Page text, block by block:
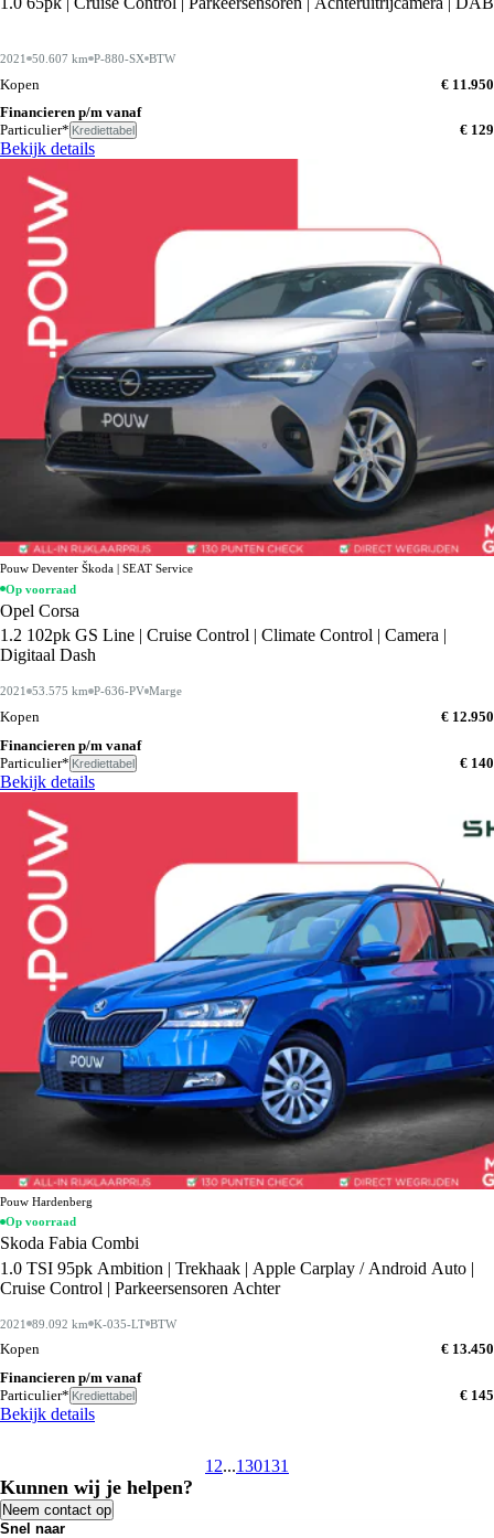
2021 50.607 km P-880-SX BTW
Kopen
€ 11.950
Financieren p/m vanaf
Particulier* Krediettabel € 129
Bekijk details
Pouw Deventer Škoda | SEAT Service
Op voorraad
Opel Corsa
1.2 102pk GS Line | Cruise Control | Climate Control | Camera |
Digitaal Dash
2021 53.575 km P-636-PV Marge
Kopen
€ 12.950
Financieren p/m vanaf
Particulier* Krediettabel € 140
Bekijk details
Pouw Hardenberg
Op voorraad
Skoda Fabia Combi
1.0 TSI 95pk Ambition | Trekhaak | Apple Carplay / Android Auto |
Cruise Control | Parkeersensoren Achter
2021 89.092 km K-035-LT BTW
Kopen
€ 13.450
Financieren p/m vanaf
Particulier* Krediettabel € 145
Bekijk details
1 2...130131
Kunnen wij je helpen?
Neem contact op
Snel naar